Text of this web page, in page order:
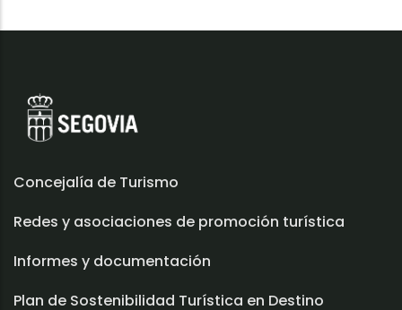
Concejalía de Turismo
Redes y asociaciones de promoción turística
Informes y documentación
Plan de Sostenibilidad Turística en Destino